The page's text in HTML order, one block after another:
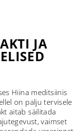
JA
Hiina meditsiinis
on palju tervisele
aitab säilitada
vaimset